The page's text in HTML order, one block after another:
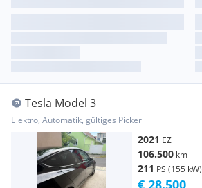
Tesla Model 3
Elektro, Automatik, gültiges Pickerl
2021 EZ
106.500 km
211 PS (155 kW)
€ 28.500